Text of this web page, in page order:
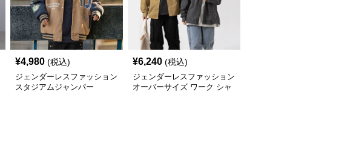
¥4,980 (税込)
ジェンダーレスファッション
スタジアムジャンパー
¥6,240 (税込)
ジェンダーレスファッション
オーバーサイズ ワーク シャ